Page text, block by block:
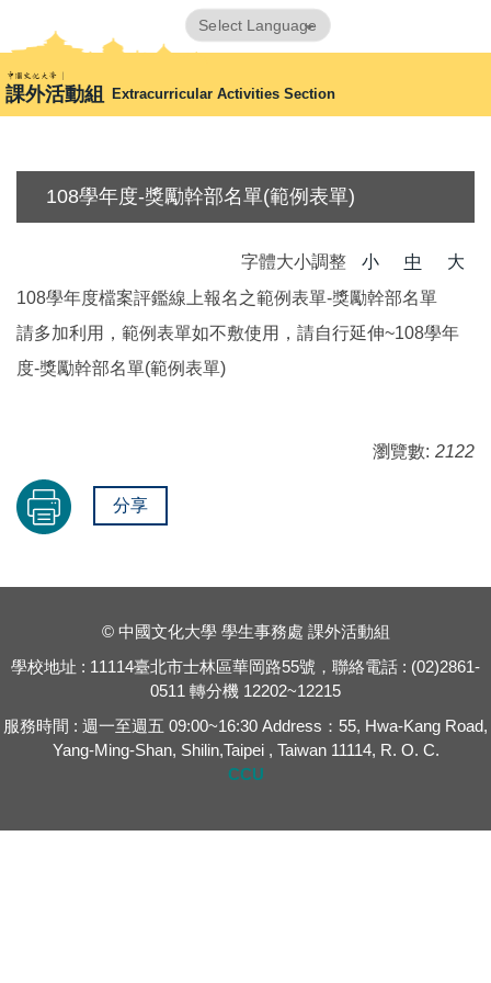
到
主
要
內
區
課外活動組 Extracurricular Activities Section
Translate
108學年度-獎勵幹部名單(範例表單)
字體大小調整 小 中
大
108學年度檔案評鑑線上報名之範例表單-獎勵幹部名單
請多加利用，範例表單如不敷使用，請自行延伸~108學年
度-獎勵幹部名單(範例表單)
瀏覽數: 2122
分享
© 中國文化大學 學生事務處 課外活動組
學校地址 : 11114臺北市士林區華岡路55號，聯絡電話 : (02)2861-
0511 轉分機 12202~12215
服務時間 : 週一至週五 09:00~16:30 Address：55, Hwa-Kang Road,
Yang-Ming-Shan, Shilin,Taipei , Taiwan 11114, R. O. C.
CCU